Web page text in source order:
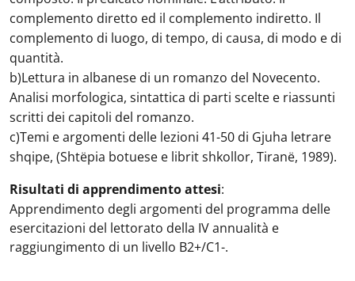
complemento diretto ed il complemento indiretto. Il
complemento di luogo, di tempo, di causa, di modo e di
quantità.
b)Lettura in albanese di un romanzo del Novecento.
Analisi morfologica, sintattica di parti scelte e riassunti
scritti dei capitoli del romanzo.
c)Temi e argomenti delle lezioni 41-50 di Gjuha letrare
shqipe, (Shtëpia botuese e librit shkollor, Tiranë, 1989).
Risultati di apprendimento attesi:
Apprendimento degli argomenti del programma delle
esercitazioni del lettorato della IV annualità e
raggiungimento di un livello B2+/C1-.